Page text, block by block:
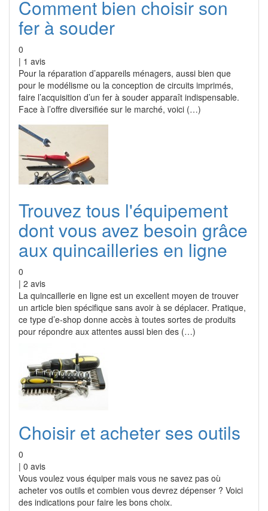
Comment bien choisir son
fer à souder
0
| 1 avis
Pour la réparation d’appareils ménagers, aussi bien que
pour le modélisme ou la conception de circuits imprimés,
faire l’acquisition d’un fer à souder apparaît indispensable.
Face à l’offre diversifiée sur le marché, voici (…)
Trouvez tous l'équipement
dont vous avez besoin grâce
aux quincailleries en ligne
0
| 2 avis
La quincaillerie en ligne est un excellent moyen de trouver
un article bien spécifique sans avoir à se déplacer. Pratique,
ce type d’e-shop donne accès à toutes sortes de produits
pour répondre aux attentes aussi bien des (…)
Choisir et acheter ses outils
0
| 0 avis
Vous voulez vous équiper mais vous ne savez pas où
acheter vos outils et combien vous devrez dépenser ? Voici
des indications pour faire les bons choix.